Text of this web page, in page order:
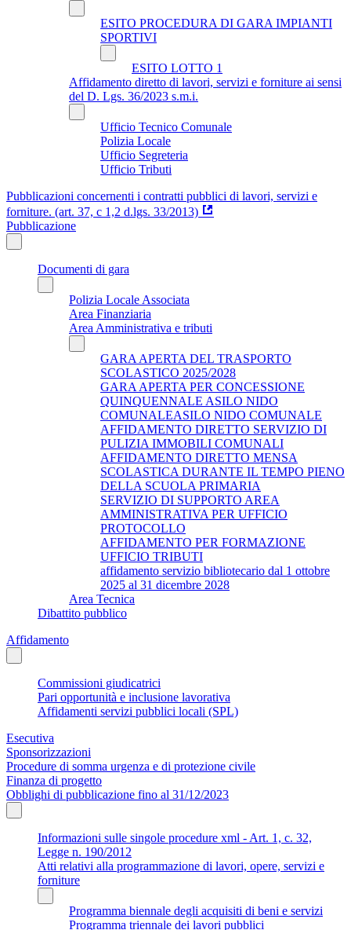
ESITO PROCEDURA DI GARA IMPIANTI
SPORTIVI
ESITO LOTTO 1
Affidamento diretto di lavori, servizi e forniture ai sensi
del D. Lgs. 36/2023 s.m.i.
Ufficio Tecnico Comunale
Polizia Locale
Ufficio Segreteria
Ufficio Tributi
Pubblicazioni concernenti i contratti pubblici di lavori, servizi e
forniture. (art. 37, c 1,2 d.lgs. 33/2013)
Pubblicazione
Documenti di gara
Polizia Locale Associata
Area Finanziaria
Area Amministrativa e tributi
GARA APERTA DEL TRASPORTO
SCOLASTICO 2025/2028
GARA APERTA PER CONCESSIONE
QUINQUENNALE ASILO NIDO
COMUNALEASILO NIDO COMUNALE
AFFIDAMENTO DIRETTO SERVIZIO DI
PULIZIA IMMOBILI COMUNALI
AFFIDAMENTO DIRETTO MENSA
SCOLASTICA DURANTE IL TEMPO PIENO
DELLA SCUOLA PRIMARIA
SERVIZIO DI SUPPORTO AREA
AMMINISTRATIVA PER UFFICIO
PROTOCOLLO
AFFIDAMENTO PER FORMAZIONE
UFFICIO TRIBUTI
affidamento servizio bibliotecario dal 1 ottobre
2025 al 31 dicembre 2028
Area Tecnica
Dibattito pubblico
Affidamento
Commissioni giudicatrici
Pari opportunità e inclusione lavorativa
Affidamenti servizi pubblici locali (SPL)
Esecutiva
Sponsorizzazioni
Procedure di somma urgenza e di protezione civile
Finanza di progetto
Obblighi di pubblicazione fino al 31/12/2023
Informazioni sulle singole procedure xml - Art. 1, c. 32,
Legge n. 190/2012
Atti relativi alla programmazione di lavori, opere, servizi e
forniture
Programma biennale degli acquisiti di beni e servizi
Programma triennale dei lavori pubblici